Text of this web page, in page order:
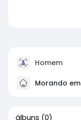
Homem
Morando em
álbuns (0)